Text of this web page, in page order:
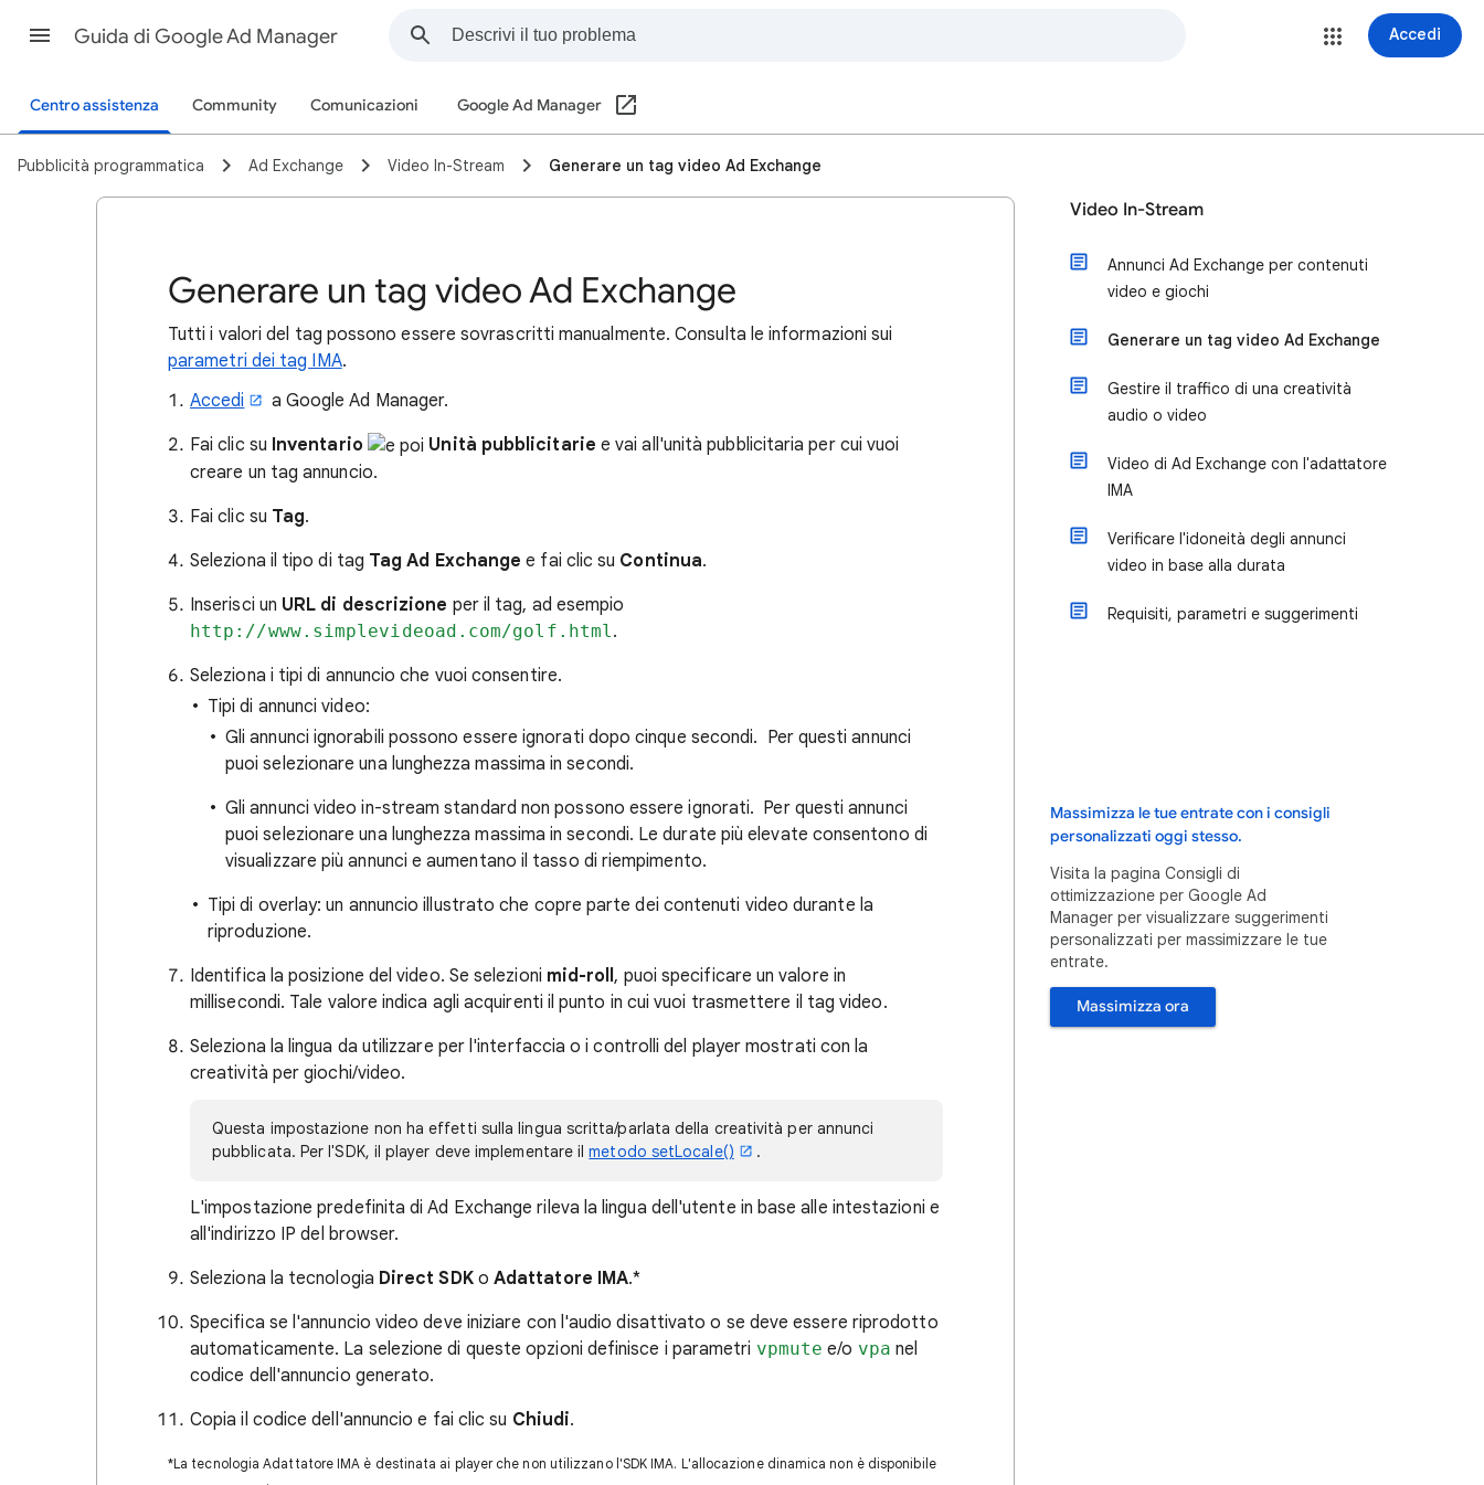
Guida di Google Ad Manager Accedi
Centro assistenza Community Comunicazioni Google Ad Manager
Pubblicità programmatica Ad Exchange Video In-Stream Generare un tag video Ad Exchange
Generare un tag video Ad Exchange
Tutti i valori del tag possono essere sovrascritti manualmente. Consulta le informazioni sui
parametri dei tag IMA.
Accedi
a Google Ad Manager.
Fai clic su Inventario Unità pubblicitarie e vai all'unità pubblicitaria per cui vuoi
creare un tag annuncio.
Fai clic su Tag.
Seleziona il tipo di tag Tag Ad Exchange e fai clic su Continua.
Inserisci un URL di descrizione per il tag, ad esempio
http://www.simplevideoad.com/golf.html .
Seleziona i tipi di annuncio che vuoi consentire.
Tipi di annunci video:
Gli annunci ignorabili possono essere ignorati dopo cinque secondi. Per questi annunci
puoi selezionare una lunghezza massima in secondi.
Gli annunci video in-stream standard non possono essere ignorati. Per questi annunci
puoi selezionare una lunghezza massima in secondi. Le durate più elevate consentono di
visualizzare più annunci e aumentano il tasso di riempimento.
Tipi di overlay: un annuncio illustrato che copre parte dei contenuti video durante la
riproduzione.
Identifica la posizione del video. Se selezioni mid-roll , puoi specificare un valore in
millisecondi. Tale valore indica agli acquirenti il punto in cui vuoi trasmettere il tag video.
Seleziona la lingua da utilizzare per l'interfaccia o i controlli del player mostrati con la
creatività per giochi/video.
Questa impostazione non ha effetti sulla lingua scritta/parlata della creatività per annunci
pubblicata. Per l'SDK, il player deve implementare ilmetodo setLocale() .
L'impostazione predefinita di Ad Exchange rileva la lingua dell'utente in base alle intestazioni e
all'indirizzo IP del browser.
Seleziona la tecnologia Direct SDKo Adattatore IMA.*
Specifica se l'annuncio video deve iniziare con l'audio disattivato o se deve essere riprodotto
automaticamente. La selezione di queste opzioni definisce i parametri vpmute e/o vpa nel
codice dell'annuncio generato.
Copia il codice dell'annuncio e fai clic su Chiudi.
*La tecnologia Adattatore IMA è destinata ai player che non utilizzano l'SDK IMA. L'allocazione dinamica non è disponibile
Video In-Stream
Annunci Ad Exchange per contenuti
video e giochi
Generare un tag video Ad Exchange
Gestire il traffico di una creatività
audio o video
Video di Ad Exchange con l'adattatore
IMA
Verificare l'idoneità degli annunci
video in base alla durata
Requisiti, parametri e suggerimenti
Massimizza le tue entrate con i consigli
personalizzati oggi stesso.
Visita la pagina Consigli di
ottimizzazione per Google Ad
Manager per visualizzare suggerimenti
personalizzati per massimizzare le tue
entrate.
Massimizza ora